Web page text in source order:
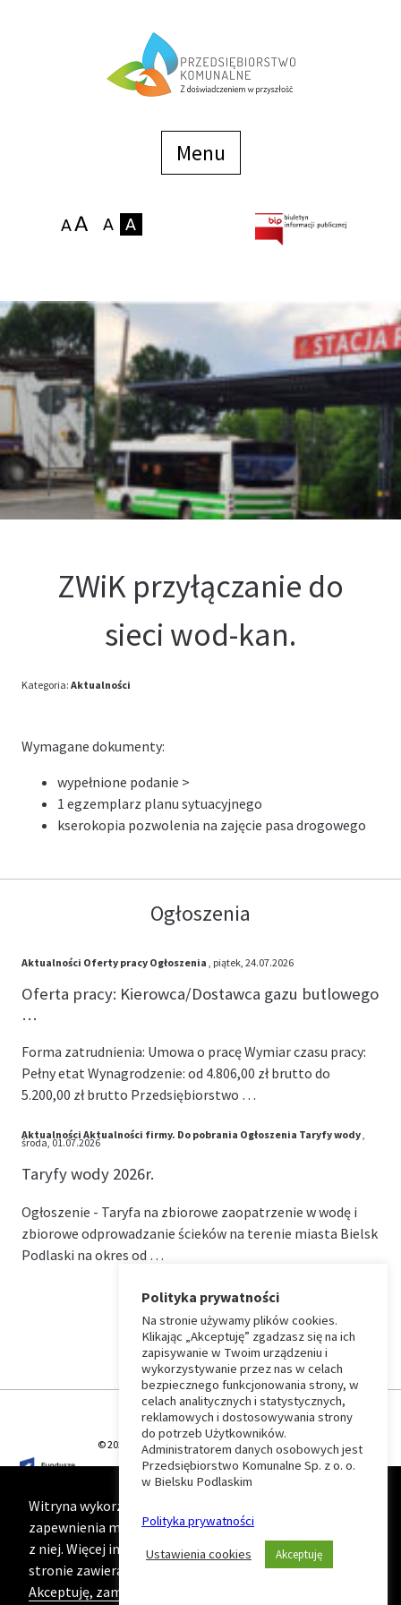
Menu
Zakłady
Podaj stan wodomierza
Kontakt
Oferta
ZWiK przyłączanie do
sieci wod-kan.
Kategoria: Aktualności
Wymagane dokumenty:
wypełnione podanie >
1 egzemplarz planu sytuacyjnego
kserokopia pozwolenia na zajęcie pasa drogowego
Ogłoszenia
Aktualności Oferty pracy Ogłoszenia , piątek, 24.07.2026
Oferta pracy: Kierowca/Dostawca gazu butlowego
…
Forma zatrudnienia: Umowa o pracę Wymiar czasu pracy:
Pełny etat Wynagrodzenie: od 4.806,00 zł brutto do
5.200,00 zł brutto Przedsiębiorstwo …
Aktualności Aktualności firmy. Do pobrania Ogłoszenia Taryfy wody,
środa, 01.07.2026
Taryfy wody 2026r.
Ogłoszenie - Taryfa na zbiorowe zaopatrzenie w wodę i
zbiorowe odprowadzanie ścieków na terenie miasta Bielsk
Podlaski na okres od …
⏶
Wróć
do
początku
strony
© 2026 T-Matic Grupa Computer Plus Sp. z o.o.
Witryna wykorzystuje ciasteczka (cookies) w celu
zapewnienia maksymalnej wygody podczas korzystania
z niej. Więcej informacji na ten temat znajduje się na
stronie zawierającej naszą
Politykę prywatności
Akceptuję, zamknij komunikat
Polityka prywatności
Na stronie używamy plików cookies.
Klikając „Akceptuję” zgadzasz się na ich
zapisywanie w Twoim urządzeniu i
wykorzystywanie przez nas w celach
bezpiecznego funkcjonowania strony, w
celach analitycznych i statystycznych,
reklamowych i dostosowywania strony
do potrzeb Użytkowników.
Administratorem danych osobowych jest
Przedsiębiorstwo Komunalne Sp. z o. o.
w Bielsku Podlaskim
Polityka prywatności
Ustawienia cookies Akceptuję